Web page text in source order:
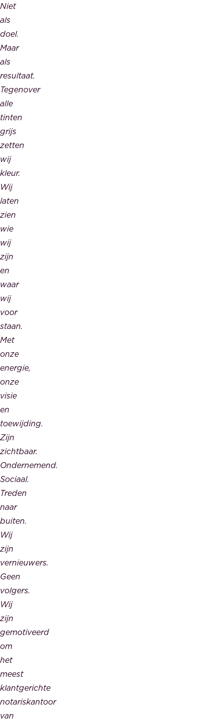
Niet
als
doel.
Maar
als
resultaat.
Tegenover
alle
tinten
grijs
zetten
wij
kleur.
Wij
laten
zien
wie
wij
zijn
en
waar
wij
voor
staan.
Met
onze
energie,
onze
visie
en
toewijding.
Zijn
zichtbaar.
Ondernemend.
Sociaal.
Treden
naar
buiten.
Wij
zijn
vernieuwers.
Geen
volgers.
Wij
zijn
gemotiveerd
om
het
meest
klantgerichte
notariskantoor
van